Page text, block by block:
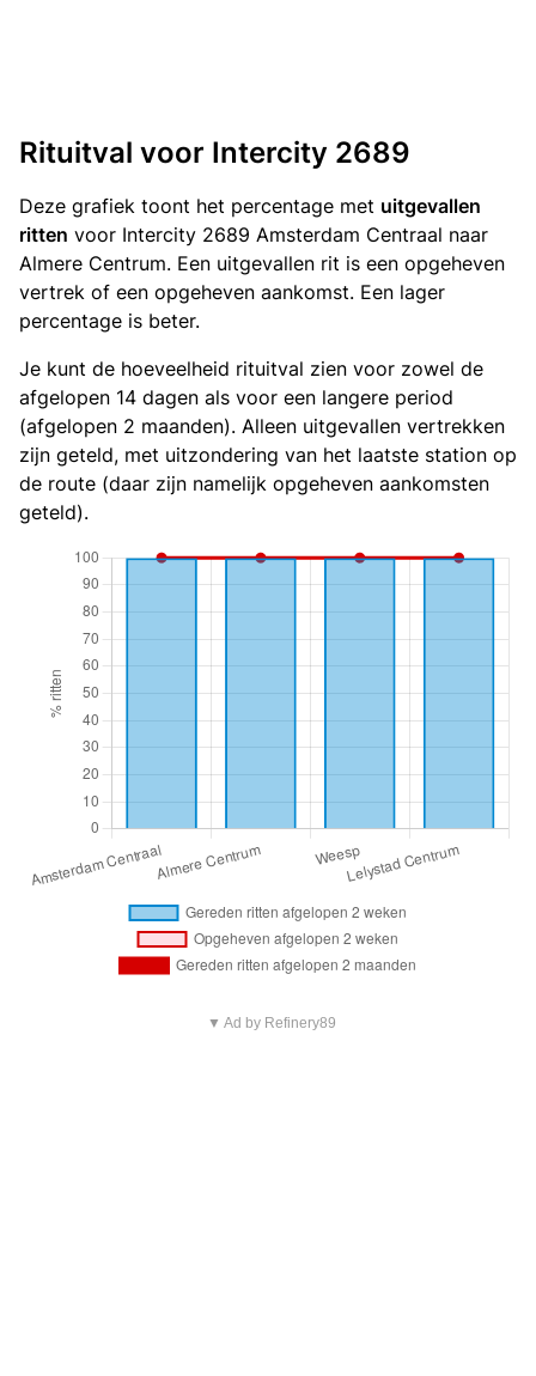
Rituitval voor Intercity 2689
Deze grafiek toont het percentage met uitgevallen
ritten voor Intercity 2689 Amsterdam Centraal naar
Almere Centrum. Een uitgevallen rit is een opgeheven
vertrek of een opgeheven aankomst. Een lager
percentage is beter.
Je kunt de hoeveelheid rituitval zien voor zowel de
afgelopen 14 dagen als voor een langere period
(afgelopen 2 maanden). Alleen uitgevallen vertrekken
zijn geteld, met uitzondering van het laatste station op
de route (daar zijn namelijk opgeheven aankomsten
geteld).
▼ Ad by Refinery89